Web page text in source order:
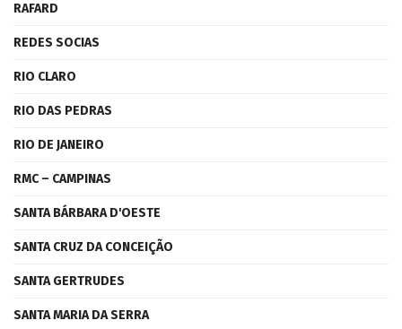
RAFARD
REDES SOCIAS
RIO CLARO
RIO DAS PEDRAS
RIO DE JANEIRO
RMC – CAMPINAS
SANTA BÁRBARA D'OESTE
SANTA CRUZ DA CONCEIÇÃO
SANTA GERTRUDES
SANTA MARIA DA SERRA